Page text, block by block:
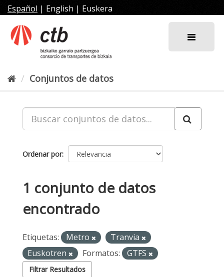
al
contenido
Español | English | Euskera
Conjuntos de datos
Ordenar por
1 conjunto de datos
encontrado
Etiquetas: Metro
Tranvia
Euskotren
Formatos: GTFS
Filtrar Resultados